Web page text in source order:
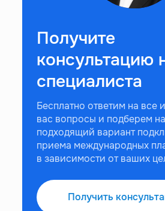
Получите
консультацию
специалиста
Бесплатно ответим на все
вас вопросы и подберем
подходящий вариант
приема международных
в зависимости от ваших
Получить